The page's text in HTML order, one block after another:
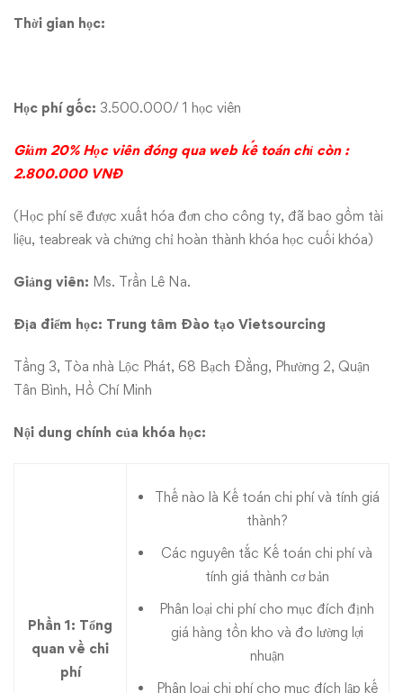
Thời gian học:
Học phí gốc: 3.500.000/ 1 học viên
Giảm 20% Học viên đóng qua web kế toán chỉ còn :
2.800.000 VNĐ
(Học phí sẽ được xuất hóa đơn cho công ty, đã bao gồm tài
liệu, teabreak và chứng chỉ hoàn thành khóa học cuối khóa)
Giảng viên: Ms. Trần Lê Na.
Địa điểm học: Trung tâm Đào tạo Vietsourcing
Tầng 3, Tòa nhà Lộc Phát, 68 Bạch Đằng, Phường 2, Quận
Tân Bình, Hồ Chí Minh
Nội dung chính của khóa học:
Phần 1: Tổng
quan về chi
phí
Thế nào là Kế toán chi phí và tính giá
thành?
Các nguyên tắc Kế toán chi phí và
tính giá thành cơ bản
Phân loại chi phí cho mục đích định
giá hàng tồn kho và đo lường lợi
nhuận
Phân loại chi phí cho mục đích lập kế